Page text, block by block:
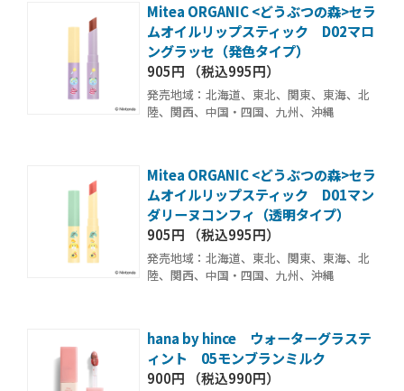
Mitea ORGANIC <どうぶつの森>セラ
ムオイルリップスティック D02マロ
ングラッセ（発色タイプ）
905円 （税込995円）
発売地域：北海道、東北、関東、東海、北
陸、関西、中国・四国、九州、沖縄
Mitea ORGANIC <どうぶつの森>セラ
ムオイルリップスティック D01マン
ダリーヌコンフィ（透明タイプ）
905円 （税込995円）
発売地域：北海道、東北、関東、東海、北
陸、関西、中国・四国、九州、沖縄
hana by hince ウォーターグラステ
ィント 05モンブランミルク
900円 （税込990円）